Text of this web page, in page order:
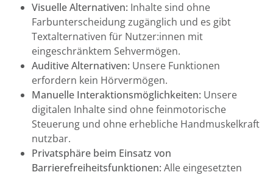
Visuelle Alternativen: Inhalte sind ohne
Farbunterscheidung zugänglich und es gibt
Textalternativen für Nutzer:innen mit
eingeschränktem Sehvermögen.
Auditive Alternativen: Unsere Funktionen
erfordern kein Hörvermögen.
Manuelle Interaktionsmöglichkeiten: Unsere
digitalen Inhalte sind ohne feinmotorische
Steuerung und ohne erhebliche Handmuskelkraft
nutzbar.
Privatsphäre beim Einsatz von
Barrierefreiheitsfunktionen: Alle eingesetzten